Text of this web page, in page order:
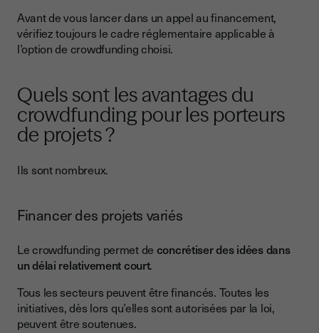
Avant de vous lancer dans un appel au financement,
vérifiez toujours le cadre réglementaire applicable à
l’option de crowdfunding choisi.
Quels sont les avantages du
crowdfunding pour les porteurs
de projets ?
Ils sont nombreux.
Financer des projets variés
Le crowdfunding permet de concrétiser des idées dans
un délai relativement court.
Tous les secteurs peuvent être financés. Toutes les
initiatives, dès lors qu’elles sont autorisées par la loi,
peuvent être soutenues.